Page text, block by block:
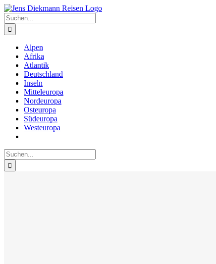
Zum
Inhalt
springen
Suche
nach:
Alpen
Afrika
Atlantik
Deutschland
Inseln
Mitteleuropa
Nordeuropa
Osteuropa
Südeuropa
Westeuropa
Suche
nach: